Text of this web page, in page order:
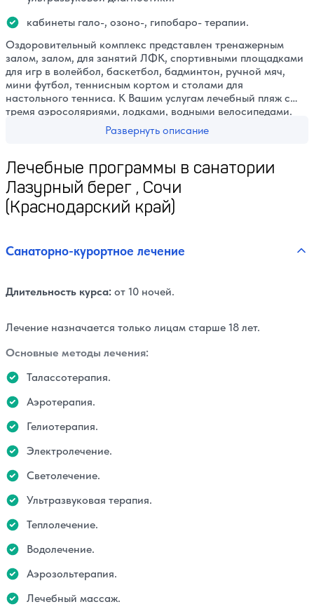
кабинеты гало-, озоно-, гипобаро- терапии.
Оздоровительный комплекс представлен тренажерным
залом, залом, для занятий ЛФК, спортивными площадками
для игр в волейбол, баскетбол, бадминтон, ручной мяч,
мини футбол, теннисным кортом и столами для
настольного тенниса. К Вашим услугам лечебный пляж с
тремя аэросоляриями, лодками, водными велосипедами.
На территории парковой зоны, где более 3000 растений и
деревьев, 70 видов, имеются 3 маршрута терренкура
получать больным и отдыхающим аэрофитотерапию в
естественных природных условиях.
Развернуть описание
Лечебные программы в санатории
Лазурный берег , Сочи
(Краснодарский край)
Санаторно-курортное лечение
Длительность курса: от 10 ночей.
Лечение назначается только лицам старше 18 лет.
Основные методы лечения:
Талассотерапия.
Аэротерапия.
Гелиотерапия.
Электролечение.
Светолечение.
Ультразвуковая терапия.
Теплолечение.
Водолечение.
Аэрозольтерапия.
Лечебный массаж.